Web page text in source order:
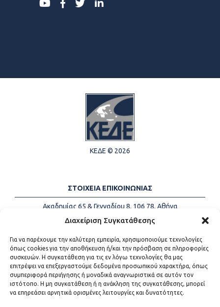
Διαχείριση Συγκατάθεσης
Για να παρέχουμε την καλύτερη εμπειρία, χρησιμοποιούμε τεχνολογίες
όπως cookies για την αποθήκευση ή/και την πρόσβαση σε πληροφορίες
συσκευών. Η συγκατάθεση για τις εν λόγω τεχνολογίες θα μας
επιτρέψει να επεξεργαστούμε δεδομένα προσωπικού χαρακτήρα, όπως
συμπεριφορά περιήγησης ή μοναδικά αναγνωριστικά σε αυτόν τον
ιστότοπο. Η μη συγκατάθεση ή η ανάκληση της συγκατάθεσης, μπορεί
να επηρεάσει αρνητικά ορισμένες λειτουργίες και δυνατότητες.
ΚΕΔΕ © 2026
ΣΤΟΙΧΕΙΑ ΕΠΙΚΟΙΝΩΝΙΑΣ
Ακαδημίας 65 & Γενναδίου 8, 106 78, Αθήνα
Τηλέφωνα:
+30 213-2147500
Email:
info@kede.gr
ΧΡΗΣΙΜΟΙ ΣΥΝΔΕΣΜΟΙ
Η ΚΕΔΕ
Επικοινωνία